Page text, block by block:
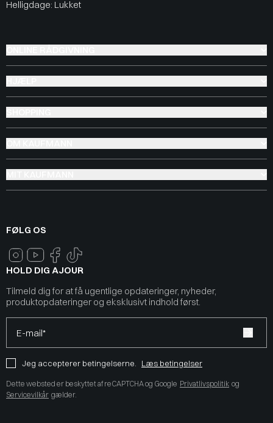
Helligdage: Lukket
FØLG OS
HOLD DIG AJOUR
Tilmeld dig for at få ugentlige opdateringer, nyheder,
produktopdateringer og eksklusivt indhold først.
E-mail*
Jeg accepterer betingelserne. Læs betingelser
Dette websted er beskyttet af reCAPTCHA og Google Privatlivspolitik og
Servicevilkår gælder.